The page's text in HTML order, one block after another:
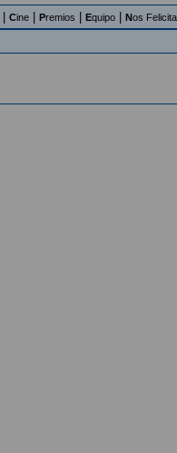
Cine Premios Equipo Nos